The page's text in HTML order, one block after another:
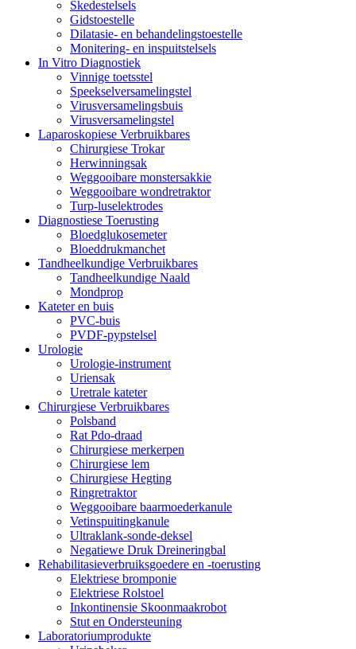
Skedestelsels
Gidstoestelle
Dilatasie- en behandelingstoestelle
Monitering- en inspuitstelsels
In Vitro Diagnostiek
Vinnige toetsstel
Speekselversamelingstel
Virusversamelingsbuis
Virusversamelingstel
Laparoskopiese Verbruikbares
Chirurgiese Trokar
Herwinningsak
Weggooibare monstersakkie
Weggooibare wondretraktor
Turp-luselektrodes
Diagnostiese Toerusting
Bloedglukosemeter
Bloeddrukmanchet
Tandheelkundige Verbruikbares
Tandheelkundige Naald
Mondprop
Kateter en buis
PVC-buis
PVDF-pypstelsel
Urologie
Urologie-instrument
Uriensak
Uretrale kateter
Chirurgiese Verbruikbares
Polsband
Rat Pdo-draad
Chirurgiese merkerpen
Chirurgiese lem
Chirurgiese Hegting
Ringretraktor
Weggooibare baarmoederkanule
Vetinspuitingkanule
Ultraklank-sonde-deksel
Negatiewe Druk Dreineringbal
Rehabilitasieverbruiksgoedere en -toerusting
Elektriese bromponie
Elektriese Rolstoel
Inkontinensie Skoonmaakrobot
Stut en Ondersteuning
Laboratoriumprodukte